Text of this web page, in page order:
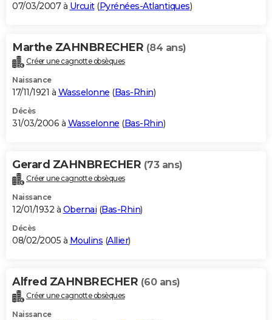
07/03/2007 à Urcuit(Pyrénées-Atlantiques)
Marthe ZAHNBRECHER (84 ans)
Créer une cagnotte obsèques
Naissance
17/11/1921 à Wasselonne (Bas-Rhin)
Décès
31/03/2006 à Wasselonne (Bas-Rhin)
Gerard ZAHNBRECHER (73 ans)
Créer une cagnotte obsèques
Naissance
12/01/1932 à Obernai (Bas-Rhin)
Décès
08/02/2005 à Moulins (Allier)
Alfred ZAHNBRECHER (60 ans)
Créer une cagnotte obsèques
Naissance